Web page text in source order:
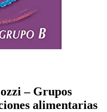
– Grupos
alimentarias